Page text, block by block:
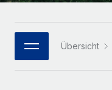
MCP
Integrationen
PARTNER WERDEN
Flexible
Bibliothek für
Webinare
한국어 Übersicht